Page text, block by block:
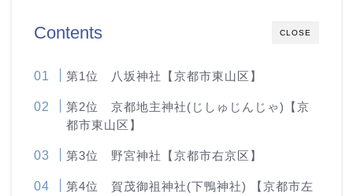
CLOSE
Contents
第1位 八坂神社【京都市東山区】
第2位 京都地主神社(じしゅじんじゃ)【京
都市東山区】
第3位 野宮神社【京都市右京区】
第4位 賀茂御祖神社(下鴨神社) 【京都市左